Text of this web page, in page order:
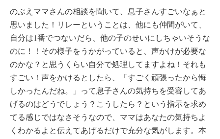
のぶえママさんの相談を聞いて、息子さんすごいなぁと
思いました！リレーということは、他にも仲間がいて、
自分は1番でつないだら、他の子のせいにしちゃいそうな
のに！！その様子をうかがっていると、声かけが必要な
のかな？と思うくらい自分で処理してますよね！それも
すごい！声をかけるとしたら、「すごく頑張ったから悔
しかったんだね。」って息子さんの気持ちを受容してあ
げるのはどうでしょう？こうしたら？という指示を求め
てる感じではなさそうなので、ママはあなたの気持ちよ
くわかるよと伝えてあげるだけで充分な気がします。本